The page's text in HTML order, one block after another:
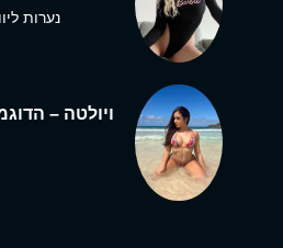
נערות
ויולטה –